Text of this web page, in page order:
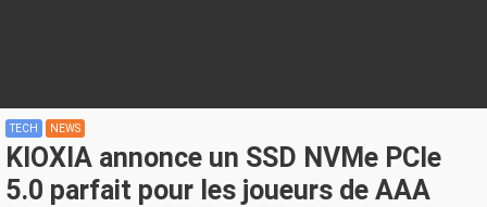
TECH NEWS
KIOXIA annonce un SSD NVMe PCIe
5.0 parfait pour les joueurs de AAA